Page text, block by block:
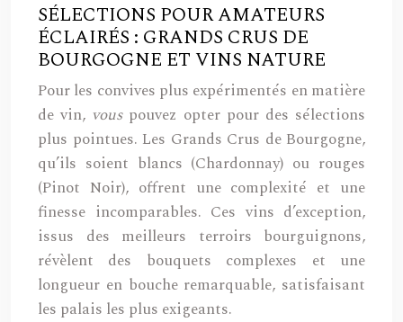
SÉLECTIONS POUR AMATEURS
ÉCLAIRÉS : GRANDS CRUS DE
BOURGOGNE ET VINS NATURE
Pour les convives plus expérimentés en matière
de vin, vous pouvez opter pour des sélections
plus pointues. Les Grands Crus de Bourgogne,
qu’ils soient blancs (Chardonnay) ou rouges
(Pinot Noir), offrent une complexité et une
finesse incomparables. Ces vins d’exception,
issus des meilleurs terroirs bourguignons,
révèlent des bouquets complexes et une
longueur en bouche remarquable, satisfaisant
les palais les plus exigeants.